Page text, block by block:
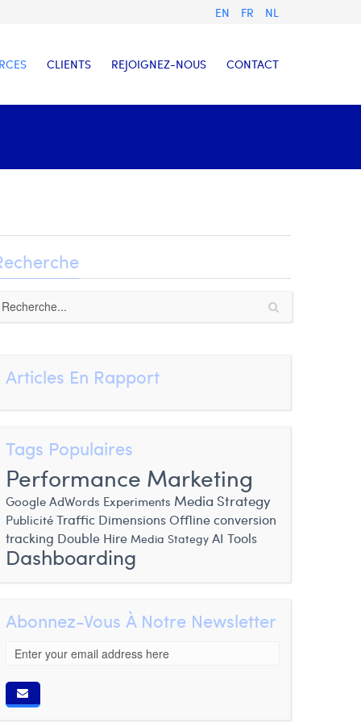
EN FR NL
CLIENTS REJOIGNEZ-NOUS CONTACT
Articles En Rapport
Tags Populaires
Performance Marketing
Google AdWords Experiments Media Strategy
Publicité Traffic DimensionsOffline conversion
tracking Double Hire Media Stategy AI Tools
Dashboarding
Abonnez-Vous À Notre Newsletter